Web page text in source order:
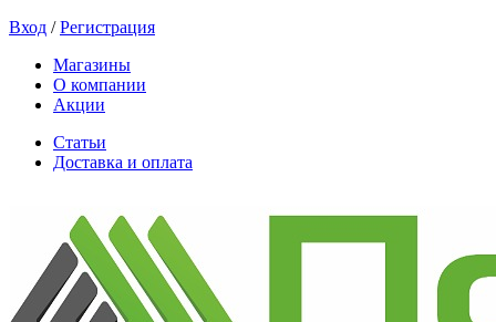
Вход /Регистрация
Магазины
О компании
Акции
Статьи
Доставка и оплата